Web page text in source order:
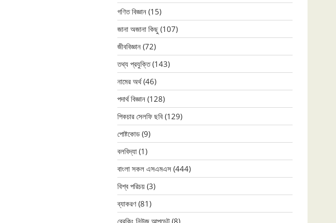
গণিত বিজ্ঞান (15)
জানা অজানা কিছু (107)
জীববিজ্ঞান (72)
তথ্য প্রযুক্তি(143)
নামের অর্থ(46)
পদার্থ বিজ্ঞান (128)
পিকচার সেলফি ছবি (129)
পোষ্টকোড (9)
বলবিদ্যা (1)
বাংলা সকল এসএমএস (444)
বিশ্ব পরিচয় (3)
ব্যাকরণ (81)
ব্রেকিং নিউজ আপডেট (8)